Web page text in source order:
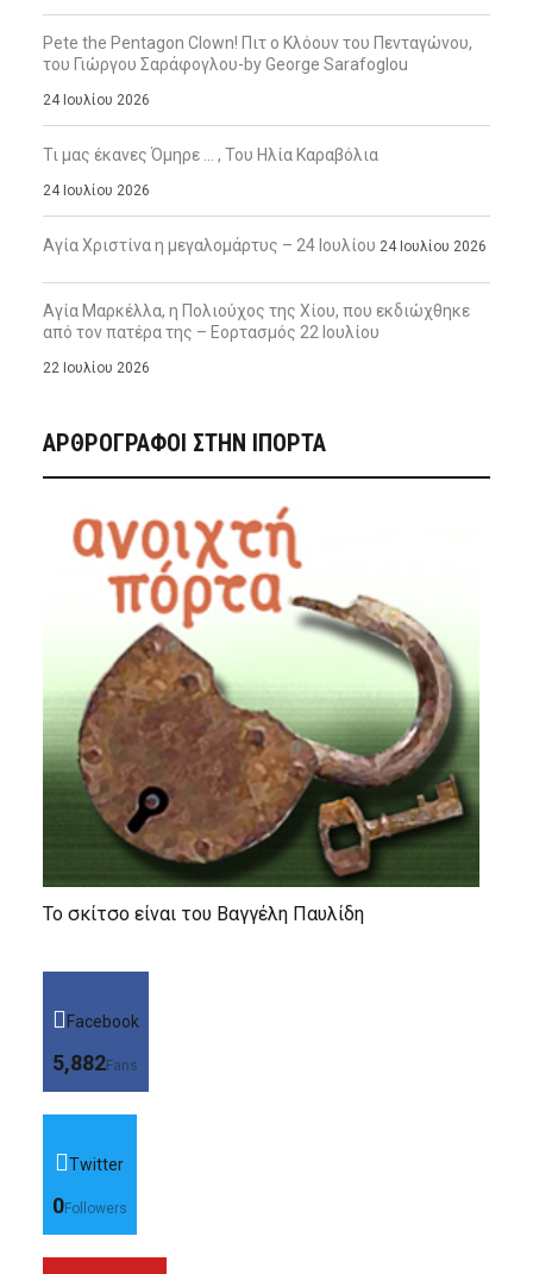
Pete the Pentagon Clown! Πιτ ο Κλόουν του Πενταγώνου,
του Γιώργου Σαράφογλου-by George Sarafoglou
24 Ιουλίου 2026
Τι μας έκανες Όμηρε … , Του Ηλία Καραβόλια
24 Ιουλίου 2026
Αγία Χριστίνα η μεγαλομάρτυς – 24 Ιουλίου 24 Ιουλίου 2026
Αγία Μαρκέλλα, η Πολιούχος της Χίου, που εκδιώχθηκε
από τον πατέρα της – Εορτασμός 22 Ιουλίου
22 Ιουλίου 2026
ΑΡΘΡΟΓΡΑΦΟΙ ΣΤΗΝ IΠΟΡΤΑ
Το σκίτσο είναι του Βαγγέλη Παυλίδη
Facebook
5,882Fans
Twitter
0Followers